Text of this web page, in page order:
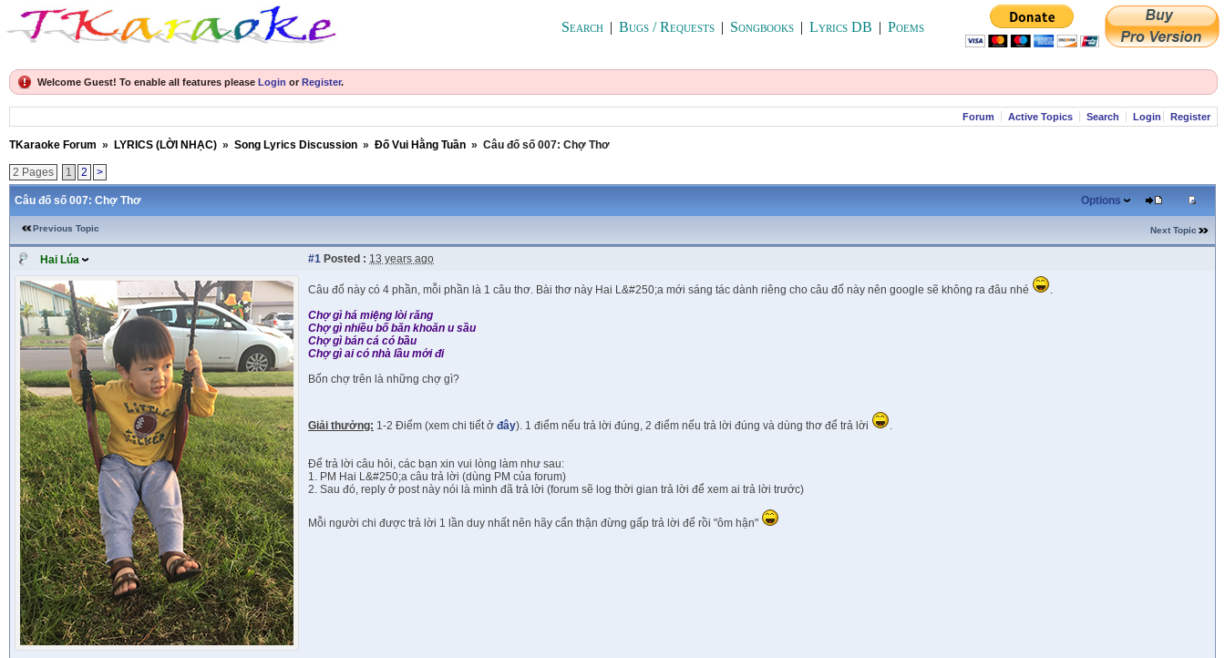
Search | Bugs / Requests | Songbooks | Lyrics DB | Poems
Welcome Guest! To enable all features please Login or Register.
Forum Active Topics Search Login Register
TKaraoke Forum » LYRICS (LỜI NHẠC) » Song Lyrics Discussion » Đố Vui Hằng Tuần » Câu đố số 007: Chợ Thơ
2 Pages 1 2 >
Câu đố số 007: Chợ Thơ Options
Previous Topic Next Topic
Hai Lúa #1 Posted : 13 years ago
Câu đố này có 4 phần, mỗi phần là 1 câu thơ. Bài thơ này Hai L&#250;a mới sáng tác dành riêng cho câu đố này nên google sẽ không ra đâu nhé
.
Chợ gì há miệng lòi răng
Chợ gì nhiều bố băn khoăn u sầu
Chợ gì bán cá có bầu
Chợ gì ai có nhà lầu mới đi
Bốn chợ trên là những chợ gì?
Giải thưởng: 1-2 Điểm (xem chi tiết ở đây). 1 điểm nếu trả lời đúng, 2 điểm nếu trả lời đúng và dùng thơ để trả lời .
Để trả lời câu hỏi, các bạn xin vui lòng làm như sau:
1. PM Hai L&#250;a câu trả lời (dùng PM của forum)
2. Sau đó, reply ở post này nói là mình đã trả lời (forum sẽ log thời gian trả lời để xem ai trả lời trước)
Mỗi người chi được trả lời 1 lần duy nhất nên hãy cẩn thận đừng gấp trả lời để rồi "ôm hận"